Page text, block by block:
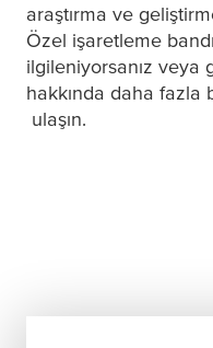
araştırma ve
Özel işaretleme
ilgileniyorsanız veya
hakkında daha fazla
ulaşın.